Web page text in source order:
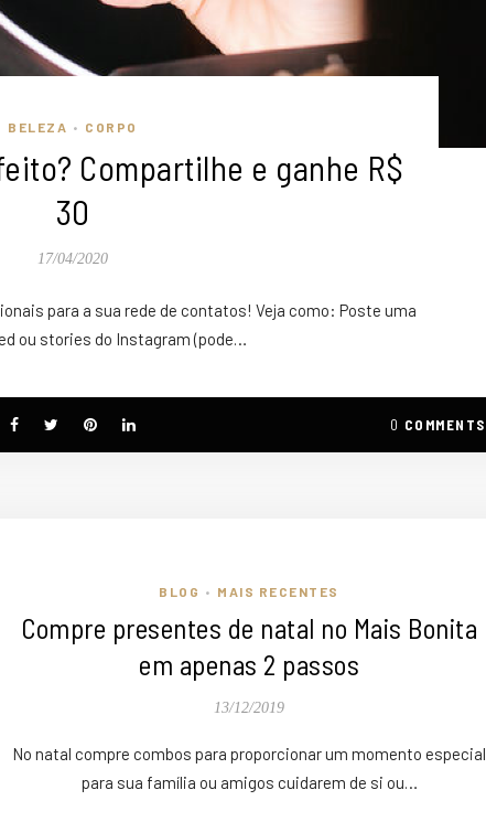
BELEZA • CORPO
Compartilhe e ganhe R$
30
17/04/2020
para a sua rede de contatos! Veja como: Poste uma
ou stories do Instagram (pode…
0 COMMENTS
BLOG • MAIS RECENTES
Compre presentes de natal no Mais Bonita
em apenas 2 passos
13/12/2019
No natal compre combos para proporcionar um momento especial
para sua família ou amigos cuidarem de si ou…